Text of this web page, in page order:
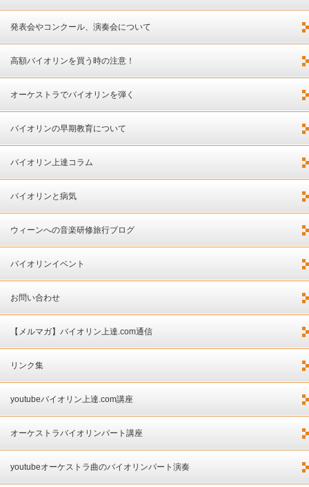
発表会やコンクール、演奏会について
高額バイオリンを買う時の注意！
オーケストラでバイオリンを弾く
バイオリンの早期教育について
バイオリン上達コラム
バイオリンと病気
ウィーンへの音楽研修旅行ブログ
バイオリンイベント
お問い合わせ
【メルマガ】バイオリン上達.com通信
リンク集
youtubeバイオリン上達.com講座
オーケストラバイオリンパート講座
youtubeオーケストラ曲のバイオリンパート演奏